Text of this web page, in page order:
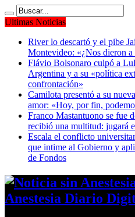
Ultimas Noticias
River lo descartó y el pibe
Montevideo: «¿Nos dieron a
Flávio Bolsonaro culpó a
Argentina y a su «política
confrontación»
Camilota presentó a su
amor: «Hoy, por fin,
Franco Mastantuono se fue
recibió una multitud: jugará
Escala el conflicto
que intime al Gobierno y
de Fondos
Anestesia Diario